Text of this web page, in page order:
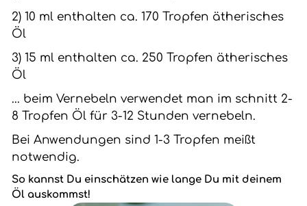
2) 10 ml enthalten ca. 170 Tropfen ätherisches
Öl
3) 15 ml enthalten ca. 250 Tropfen ätherisches
Öl
... beim Vernebeln verwendet man im schnitt 2-
8 Tropfen Öl für 3-12 Stunden vernebeln.
Bei Anwendungen sind 1-3 Tropfen meißt
notwendig.
So kannst Du einschätzen wie lange Du mit deinem
Öl auskommst!